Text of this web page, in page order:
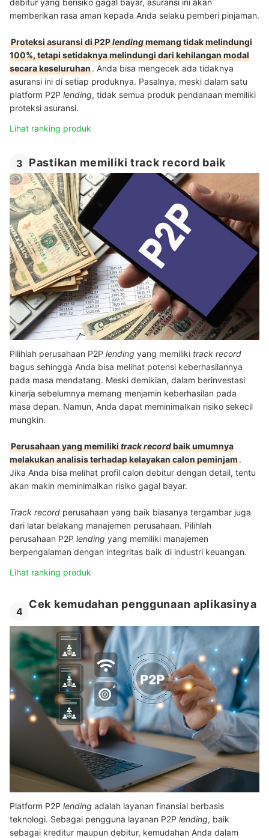
debitur yang berisiko gagal bayar, asuransi ini akan
memberikan rasa aman kepada Anda selaku pemberi pinjaman.
Proteksi asuransi di P2Plendingmemang tidak melindungi
100%, tetapi setidaknya melindungi dari kehilangan modal
secara keseluruhan. Anda bisa mengecek ada tidaknya
asuransi ini di setiap produknya. Pasalnya, meski dalam satu
platform P2P lending, tidak semua produk pendanaan memiliki
proteksi asuransi.
Lihat ranking produk
3 Pastikan memiliki track record baik
Pilihlah perusahaan P2P lending yang memiliki track record
bagus sehingga Anda bisa melihat potensi keberhasilannya
pada masa mendatang. Meski demikian, dalam berinvestasi
kinerja sebelumnya memang menjamin keberhasilan pada
masa depan. Namun, Anda dapat meminimalkan risiko sekecil
mungkin.
Perusahaan yang memilikitrack recordbaik umumnya
melakukan analisis terhadap kelayakan calon peminjam.
Jika Anda bisa melihat profil calon debitur dengan detail, tentu
akan makin meminimalkan risiko gagal bayar.
Track record perusahaan yang baik biasanya tergambar juga
dari latar belakang manajemen perusahaan. Pilihlah
perusahaan P2P lending yang memiliki manajemen
berpengalaman dengan integritas baik di industri keuangan.
Lihat ranking produk
4
Cek kemudahan penggunaan aplikasinya
Platform P2P lending adalah layanan finansial berbasis
teknologi. Sebagai pengguna layanan P2P lending, baik
sebagai kreditur maupun debitur, kemudahan Anda dalam